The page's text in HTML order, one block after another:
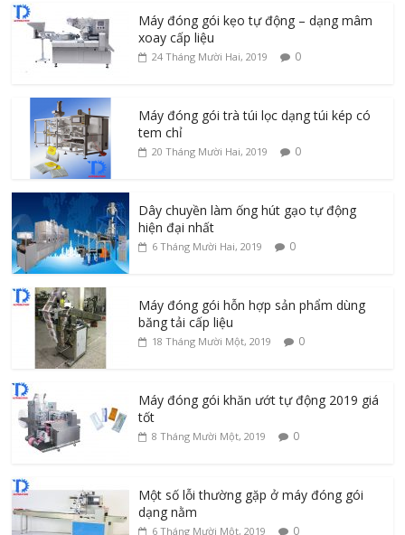
Máy đóng gói kẹo tự động – dạng mâm
xoay cấp liệu
24 Tháng Mười Hai, 2019 0
Máy đóng gói trà túi lọc dạng túi kép có
tem chỉ
20 Tháng Mười Hai, 2019 0
Dây chuyền làm ống hút gạo tự động
hiện đại nhất
6 Tháng Mười Hai, 2019 0
Máy đóng gói hỗn hợp sản phẩm dùng
băng tải cấp liệu
18 Tháng Mười Một, 2019 0
Máy đóng gói khăn ướt tự động 2019 giá
tốt
8 Tháng Mười Một, 2019 0
Một số lỗi thường gặp ở máy đóng gói
dạng nằm
6 Tháng Mười Một, 2019 0